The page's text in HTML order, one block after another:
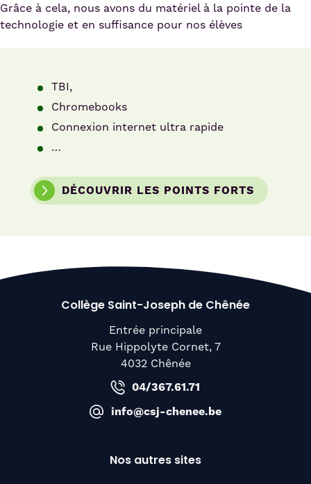
Grâce à cela, nous avons du matériel à la pointe de la
technologie et en suffisance pour nos élèves
TBI,
Chromebooks
Connexion internet ultra rapide
…
DÉCOUVRIR LES POINTS FORTS
Collège Saint-Joseph de Chênée
Entrée principale
Rue Hippolyte Cornet, 7
4032 Chênée
04/367.61.71
info@csj-chenee.be
Nos autres sites